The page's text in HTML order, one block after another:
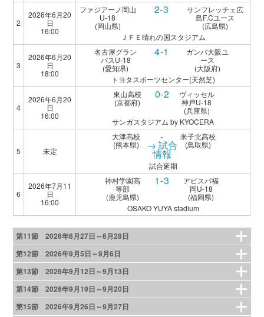
2
2026年6月20
日
16:00
ファジアーノ岡山
U-18
(岡山県)
2-3
サンフレッチェ広
島F.Cユース
(広島県)
ＪＦＥ晴れの国スタジアム
3
2026年6月20
日
18:00
名古屋グラン
パスU-18
(愛知県)
4-1
ガンバ大阪ユ
ース
(大阪府)
トヨタスポーツセンター(天然芝)
4
2026年6月20
日
16:00
東山高校
(京都府)
0-2
ヴィッセル
神戸U-18
(兵庫県)
サンガスタジアム by KYOCERA
5 未定
大津高校
(熊本県)
-
→ 試合
情報
米子北高校
(鳥取県)
試合延期
6
2026年7月11
日
16:00
神村学園高
等部
(鹿児島県)
1-3
アビスパ福
岡U-18
(福岡県)
OSAKO YUYA stadium
第11節 2026年6月27日～6月28日
第12節 2026年9月5日～9月6日
第13節 2026年9月12日～9月13日
第14節 2026年9月19日～9月20日
第15節 2026年9月26日～9月27日